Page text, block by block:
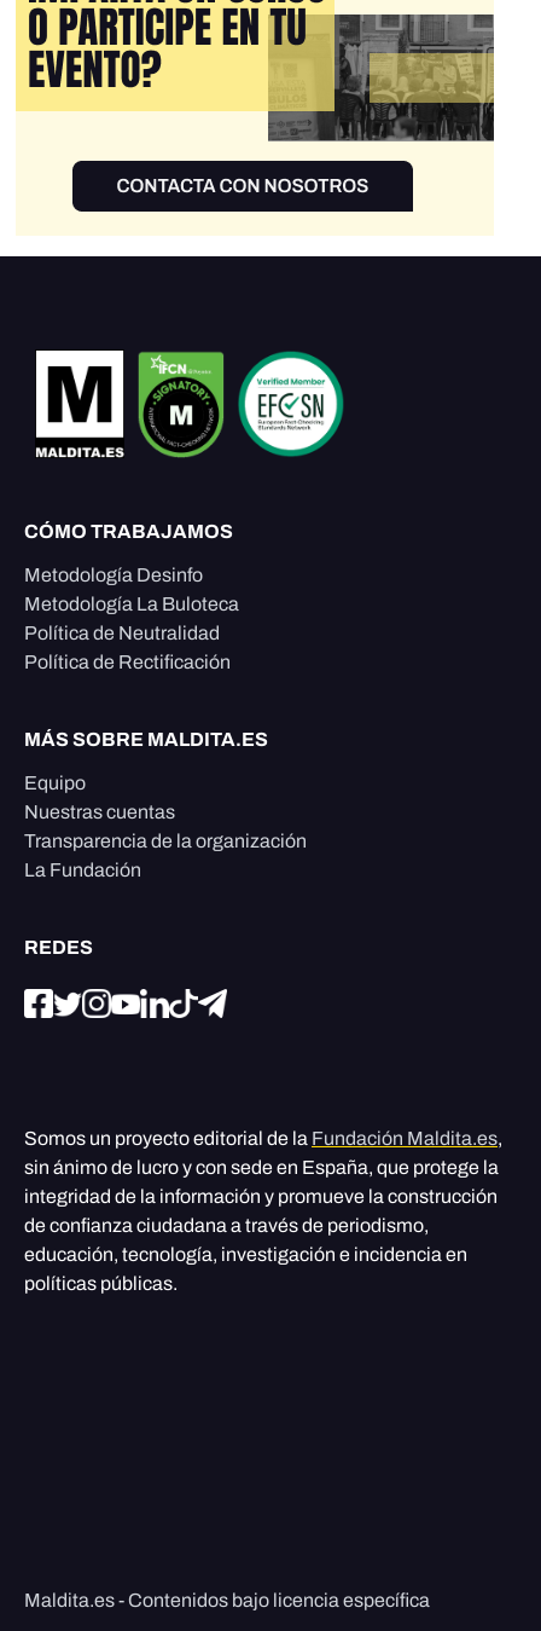
CÓMO TRABAJAMOS
Metodología Desinfo
Metodología La Buloteca
Política de Neutralidad
Política de Rectificación
MÁS SOBRE MALDITA.ES
Equipo
Nuestras cuentas
Transparencia de la organización
La Fundación
REDES
Somos un proyecto editorial de la Fundación Maldita.es,
sin ánimo de lucro y con sede en España, que protege la
integridad de la información y promueve la construcción
de confianza ciudadana a través de periodismo,
educación, tecnología, investigación e incidencia en
políticas públicas.
Maldita.es - Contenidos bajo licencia específica